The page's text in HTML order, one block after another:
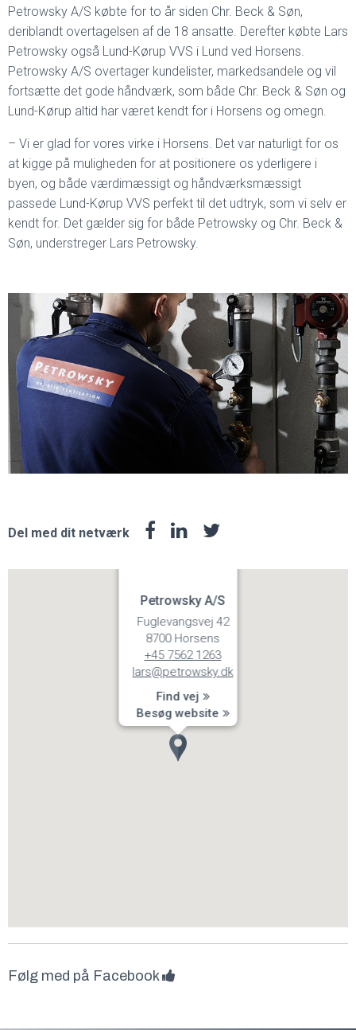
Petrowsky A/S købte for to år siden Chr. Beck & Søn,
deriblandt overtagelsen af de 18 ansatte. Derefter købte Lars
Petrowsky også Lund-Kørup VVS i Lund ved Horsens.
Petrowsky A/S overtager kundelister, markedsandele og vil
fortsætte det gode håndværk, som både Chr. Beck & Søn og
Lund-Kørup altid har været kendt for i Horsens og omegn.
– Vi er glad for vores virke i Horsens. Det var naturligt for os
at kigge på muligheden for at positionere os yderligere i
byen, og både værdimæssigt og håndværksmæssigt
passede Lund-Kørup VVS perfekt til det udtryk, som vi selv er
kendt for. Det gælder sig for både Petrowsky og Chr. Beck &
Søn, understreger Lars Petrowsky.
Del med dit netværk
Petrowsky A/S
Fuglevangsvej 42
8700 Horsens
+45 7562 1263
lars@petrowsky.dk
Find vej
Besøg website
Følg med på Facebook